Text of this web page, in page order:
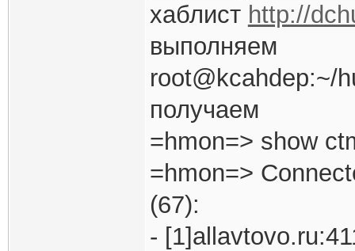
хаблист http://
выполняем
root@kcahdep:~/
получаем
=hmon=> show
=hmon=>
(67):
-